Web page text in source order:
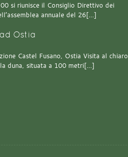
si riunisce il Consiglio Direttivo dei
annuale del 26[…]
Ostia
Castel Fusano, Ostia Visita al chiaro
duna, situata a 100 metri[…]